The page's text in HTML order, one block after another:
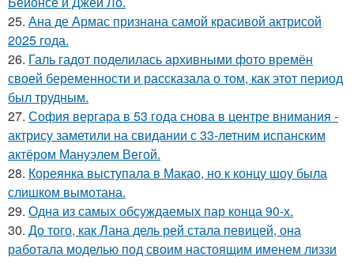
25. Ана де Армас признана самой красивой актрисой
2025 года.
26. Галь гадот поделилась архивными фото времён
своей беременности и рассказала о том, как этот период
был трудным.
27. София вергара в 53 года снова в центре внимания -
актрису заметили на свидании с 33-летним испанским
актёром Мануэлем Вегой.
28. Кореянка выступала в Макао, но к концу шоу была
слишком вымотана.
29. Одна из самых обсуждаемых пар конца 90-х.
30. До того, как Лана дель рей стала певицей, она
работала моделью под своим настоящим именем лиззи